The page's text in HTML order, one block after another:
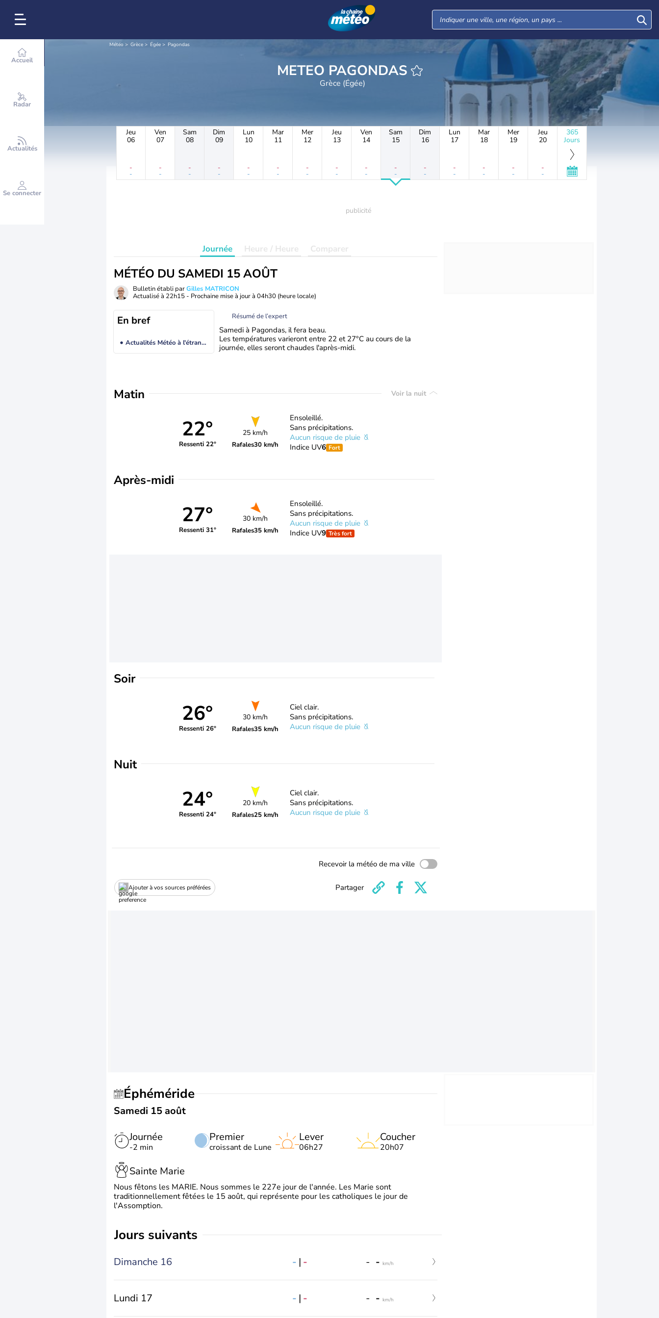
Accueil
Radar
Actualités
Se connecter
Météo Grèce Égée Pagondas
METEO PAGONDAS
Grèce (Égée)
Jeu
06
-
-
Ven
07
-
-
Sam
08
-
-
Dim
09
-
-
Lun
10
-
-
Mar
11
-
-
Mer
12
-
-
Jeu
13
-
-
Ven
14
-
-
Sam
15
-
-
Dim
16
-
-
Lun
17
-
-
Mar
18
-
-
Mer
19
-
-
Jeu
20
-
-
365
Jours
Journée Heure / Heure Comparer
MÉTÉO DU SAMEDI 15 AOÛT
Bulletin établi parGilles MATRICON
Actualisé à 22h15 - Prochaine mise à jour à 04h30 (heure locale)
En bref
Actualités Météo à l'étranger
Résumé de l’expert
Samedi à Pagondas, il fera beau.
Les températures varieront entre 22 et 27°C au cours de la
journée, elles seront chaudes l'après-midi.
Matin Voir la nuit
22°
Ressenti 22°
25 km/h
Rafales30 km/h
Ensoleillé.
Sans précipitations.
Aucun risque de pluie
Indice UV6 Fort
Après-midi
27°
Ressenti 31°
30 km/h
Rafales35 km/h
Ensoleillé.
Sans précipitations.
Aucun risque de pluie
Indice UV9 Très fort
Soir
26°
Ressenti 26°
30 km/h
Rafales35 km/h
Ciel clair.
Sans précipitations.
Aucun risque de pluie
Nuit
24°
Ressenti 24°
20 km/h
Rafales25 km/h
Ciel clair.
Sans précipitations.
Aucun risque de pluie
Recevoir la météo de ma ville
Ajouter à vos sources préférées Partager
Éphéméride
Samedi 15 août
Journée
-2 min
Premier
croissant de Lune
Lever
06h27
Coucher
20h07
Sainte Marie
Nous fêtons les MARIE. Nous sommes le 227e jour de l'année. Les Marie sont
traditionnellement fêtées le 15 août, qui représente pour les catholiques le jour de
l'Assomption.
jours suivants
Dimanche 16 - | - - - km/h
Lundi 17 - | - - - km/h